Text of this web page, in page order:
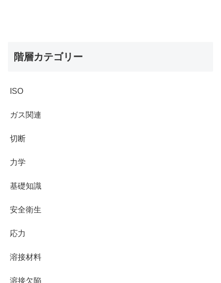
階層カテゴリー
ISO
ガス関連
切断
力学
基礎知識
安全衛生
応力
溶接材料
溶接欠陥